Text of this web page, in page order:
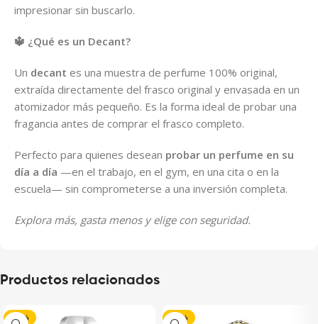
impresionar sin buscarlo.
🔱 ¿Qué es un Decant?
Un decant es una muestra de perfume 100% original,
extraída directamente del frasco original y envasada en un
atomizador más pequeño. Es la forma ideal de probar una
fragancia antes de comprar el frasco completo.
Perfecto para quienes desean probar un perfume en su
día a día —en el trabajo, en el gym, en una cita o en la
escuela— sin comprometerse a una inversión completa.
Explora más, gasta menos y elige con seguridad.
Productos relacionados
-40% -25%